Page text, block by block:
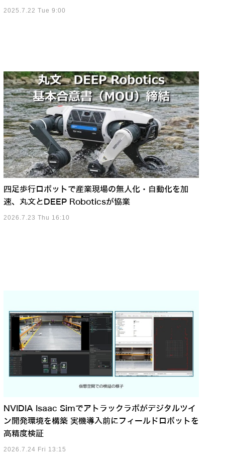
2025.7.22 Tue 9:00
四足歩行ロボットで産業現場の無人化・自動化を加
速、丸文とDEEP Roboticsが協業
2026.7.23 Thu 16:10
NVIDIA Isaac Simでアトラックラボがデジタルツイ
ン開発環境を構築 実機導入前にフィールドロボットを
高精度検証
2026.7.24 Fri 13:15